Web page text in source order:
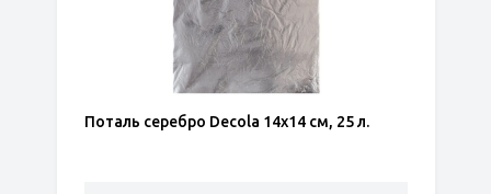
Поталь серебро Decola 14х14 см, 25 л.